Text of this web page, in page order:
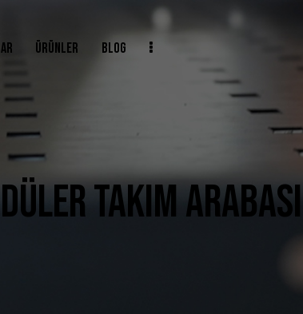
ÜRÜNLER BLOG
TAKIM ARABASI